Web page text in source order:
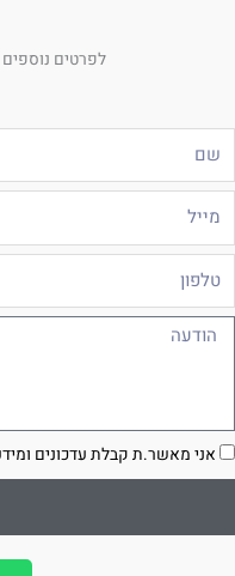
לפרטים נוספים
אני מאשר.ת קבלת עדכונים